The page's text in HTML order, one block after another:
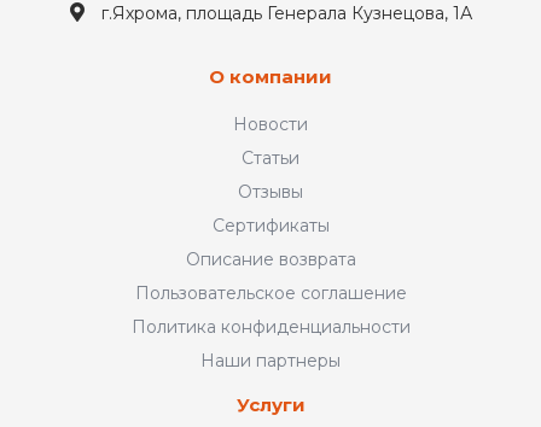
г.Яхрома, площадь Генерала Кузнецова, 1А
О компании
Новости
Статьи
Отзывы
Сертификаты
Описание возврата
Пользовательское соглашение
Политика конфиденциальности
Наши партнеры
Услуги